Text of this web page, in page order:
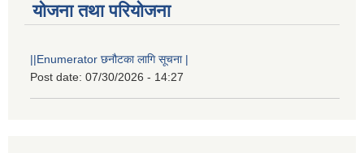
योजना तथा परियोजना
||Enumerator छनौटका लागि सूचना |
Post date: 07/30/2026 - 14:27